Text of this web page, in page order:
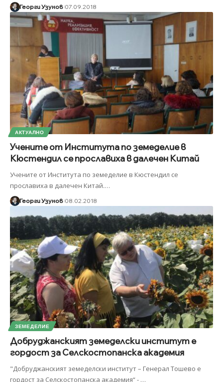
Георги Узунов 07.09.2018
АКТУАЛНО
Учените от Института по земеделие в
Кюстендил се прославиха в далечен Китай
Учените от Института по земеделие в Кюстендил се
прославиха в далечен Китай.…
Георги Узунов 08.02.2018
ЗЕМЕДЕЛИЕ
Добруджанският земеделски институт e
гордост за Селскостопанска академия
"Добруджанският земеделски институт – Генерал Тошево e
гордост за Селскостопанска академия“ - …